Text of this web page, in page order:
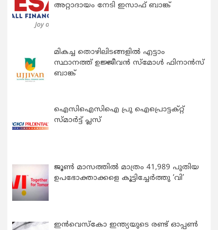
അറ്റാദായം നേടി ഇസാഫ് ബാങ്ക്
മികച്ച തൊഴിലിടങ്ങളിൽ എട്ടാം
സ്ഥാനത്ത് ഉജ്ജീവൻ സ്മോൾ ഫിനാൻസ്
ബാങ്ക്
ഐസിഐസിഐ പ്രു ഐപ്രൊട്ടക്റ്റ്
സ്മാർട്ട് പ്ലസ്
ജൂൺ മാസത്തിൽ മാത്രം 41,989 പുതിയ
ഉപഭോക്താക്കളെ കൂട്ടിച്ചേർത്തു ‘വി’
ഇന്‍വെസ്കോ ഇന്ത്യയുടെ രണ്ട് ഓപ്പണ്‍